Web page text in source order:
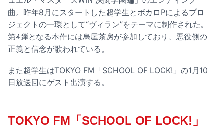
曲。昨年8月にスタートした超学生とボカロPによるプロ
ジェクトの一環として“ヴィラン”をテーマに制作された。
第4弾となる本作には烏屋茶房が参加しており、悪役側の
正義と信念が歌われている。
また超学生はTOKYO FM「SCHOOL OF LOCK!」の1月10
日放送回にゲスト出演する。
TOKYO FM「SCHOOL OF LOCK!」